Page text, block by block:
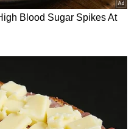
ಪ್ಲಗ್ ಏಕೆ ಬೇಕು?
ಪ್ಲಗ್ ಏಕೆ ಬೇಕು?
ಮತ್ತು ಗೀಸರ್
ಉಪಕರಣಗಳ